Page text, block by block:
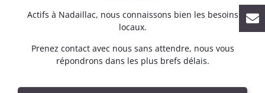
Actifs à Nadaillac, nous connaissons bien les besoins
locaux.
Prenez contact avec nous sans attendre, nous vous
répondrons dans les plus brefs délais.